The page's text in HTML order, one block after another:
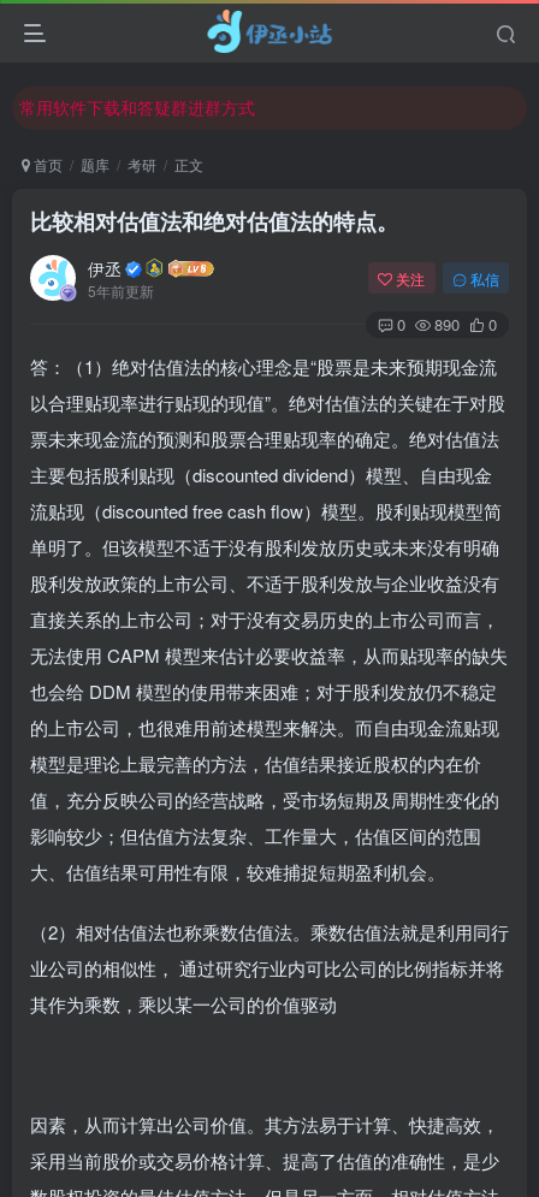
欢迎反馈网站中存在的问题和建议！
常用软件下载和答疑群进群方式
欢迎访问伊丞小站！
首页 题库 考研 正文
比较相对估值法和绝对估值法的特点。
伊丞
5年前更新
关注 私信
0 890 0
答：（1）绝对估值法的核心理念是“股票是未来预期现金流
以合理贴现率进行贴现的现值”。绝对估值法的关键在于对股
票未来现金流的预测和股票合理贴现率的确定。绝对估值法
主要包括股利贴现（discounted dividend）模型、自由现金
流贴现（discounted free cash flow）模型。股利贴现模型简
单明了。但该模型不适于没有股利发放历史或未来没有明确
股利发放政策的上市公司、不适于股利发放与企业收益没有
直接关系的上市公司；对于没有交易历史的上市公司而言，
无法使用 CAPM 模型来估计必要收益率，从而贴现率的缺失
也会给 DDM 模型的使用带来困难；对于股利发放仍不稳定
的上市公司，也很难用前述模型来解决。而自由现金流贴现
模型是理论上最完善的方法，估值结果接近股权的内在价
值，充分反映公司的经营战略，受市场短期及周期性变化的
影响较少；但估值方法复杂、工作量大，估值区间的范围
大、估值结果可用性有限，较难捕捉短期盈利机会。
（2）相对估值法也称乘数估值法。乘数估值法就是利用同行
业公司的相似性， 通过研究行业内可比公司的比例指标并将
其作为乘数，乘以某一公司的价值驱动
因素，从而计算出公司价值。其方法易于计算、快捷高效，
采用当前股价或交易价格计算、提高了估值的准确性，是少